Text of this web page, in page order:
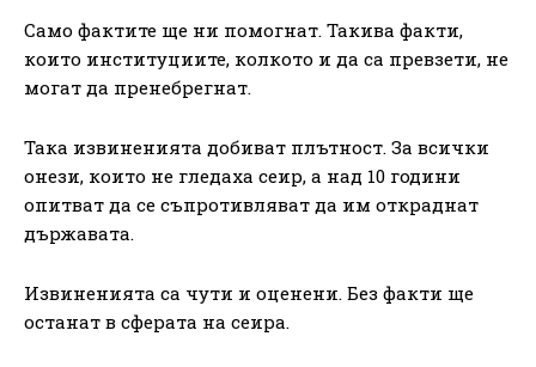
Само фактите ще ни помогнат. Такива факти,
които институциите, колкото и да са превзети, не
могат да пренебрегнат.
Така извиненията добиват плътност. За всички
онези, които не гледаха сеир, а над 10 години
опитват да се съпротивляват да им откраднат
държавата.
Извиненията са чути и оценени. Без факти ще
останат в сферата на сеира.